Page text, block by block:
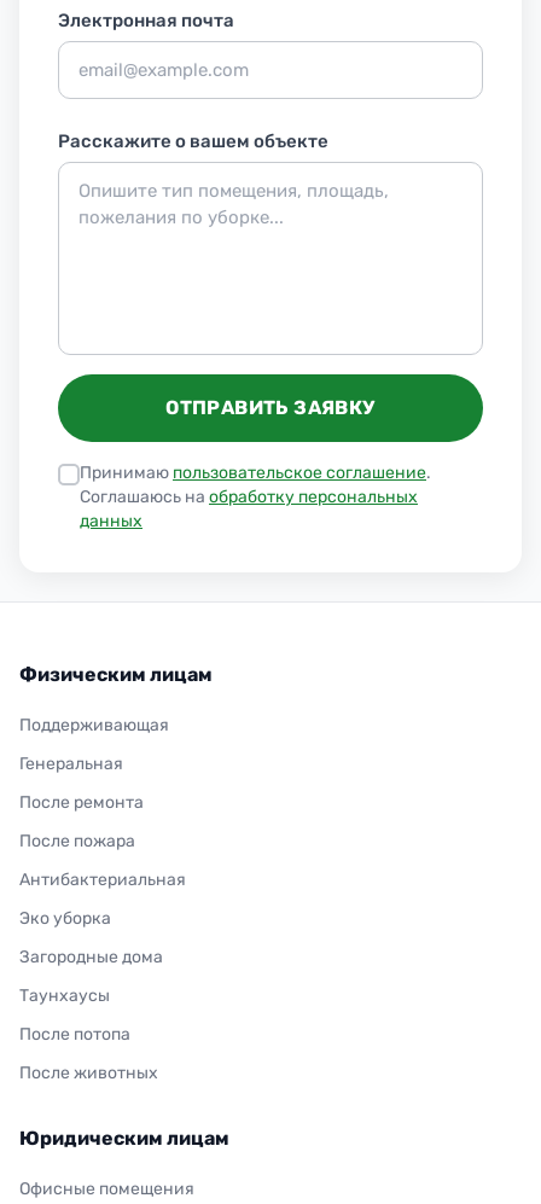
Электронная почта
Расскажите о вашем объекте
ОТПРАВИТЬ ЗАЯВКУ
Принимаю пользовательское соглашение.
Соглашаюсь на обработку персональных
данных
Физическим лицам
Поддерживающая
Генеральная
После ремонта
После пожара
Антибактериальная
Эко уборка
Загородные дома
Таунхаусы
После потопа
После животных
Юридическим лицам
Офисные помещения